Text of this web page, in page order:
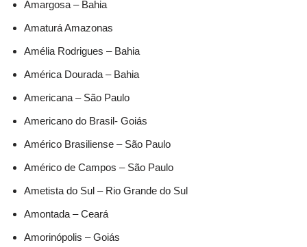
Amargosa – Bahia
Amaturá Amazonas
Amélia Rodrigues – Bahia
América Dourada – Bahia
Americana – São Paulo
Americano do Brasil- Goiás
Américo Brasiliense – São Paulo
Américo de Campos – São Paulo
Ametista do Sul – Rio Grande do Sul
Amontada – Ceará
Amorinópolis – Goiás